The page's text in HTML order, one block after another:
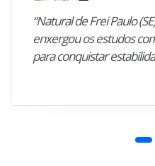
“Natural de Frei Paulo
enxergou os estudos
para conquistar